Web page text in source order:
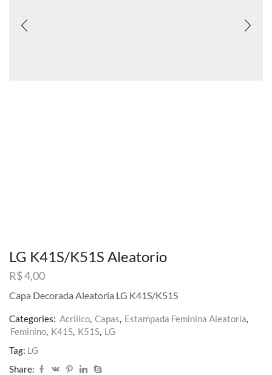
LG K41S/K51S Aleatorio
R$4,00
Capa Decorada Aleatoria LG K41S/K51S
Categories: Acrílico, Capas, Estampada Feminina Aleatoria,
Feminino, K41S, K51S, LG
Tag: LG
Share: